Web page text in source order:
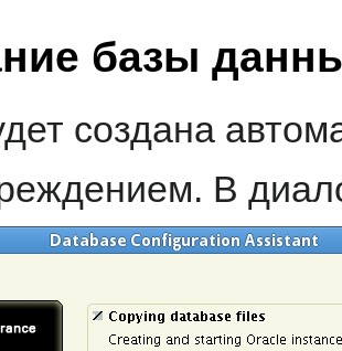
базы
создана
В